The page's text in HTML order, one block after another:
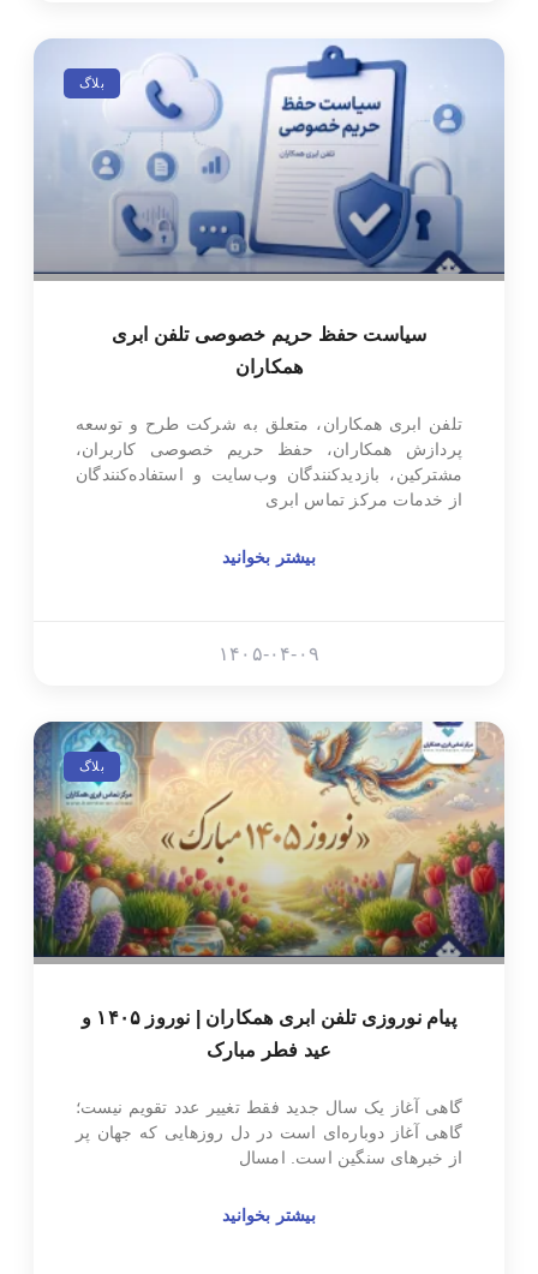
بلاگ
سیاست حفظ حریم خصوصی تلفن ابری
همکاران
تلفن ابری همکاران، متعلق به شرکت طرح و توسعه
پردازش همکاران، حفظ حریم خصوصی کاربران،
مشترکین، بازدیدکنندگان وب‌سایت و استفاده‌کنندگان
از خدمات مرکز تماس ابری
بیشتر بخوانید
۱۴۰۵-۰۴-۰۹
بلاگ
پیام نوروزی تلفن ابری همکاران | نوروز ۱۴۰۵ و
عید فطر مبارک
گاهی آغاز یک سال جدید فقط تغییر عدد تقویم نیست؛
گاهی آغاز دوباره‌ای است در دل روزهایی که جهان پر
از خبرهای سنگین است. امسال
بیشتر بخوانید